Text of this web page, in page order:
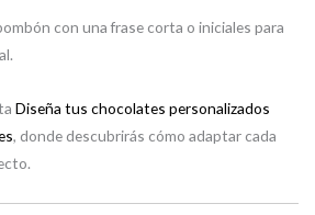
con una frase corta o iniciales para
Diseña tus chocolates personalizados
, donde descubrirás cómo adaptar cada